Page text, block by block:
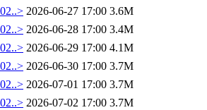
2026-06-27 17:00 3.6M
2026-06-28 17:00 3.4M
2026-06-29 17:00 4.1M
2026-06-30 17:00 3.7M
2026-07-01 17:00 3.7M
2026-07-02 17:00 3.7M